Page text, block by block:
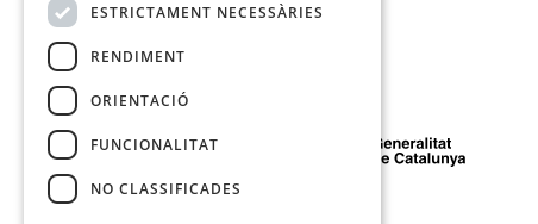
Amb el suport de
ESTRICTAMENT NECESSÀRIES
RENDIMENT
ORIENTACIÓ
FUNCIONALITAT
NO CLASSIFICADES